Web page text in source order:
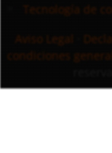
Tecnología de
Aviso Legal
condiciones